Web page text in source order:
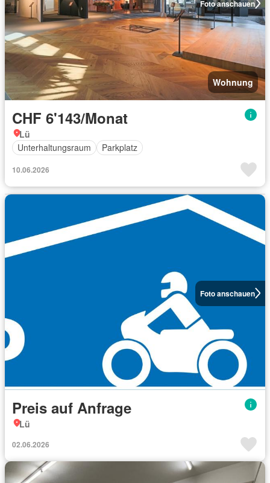
Foto anschauen
Wohnung
CHF 6'143/Monat
Lü
Unterhaltungsraum
Parkplatz
10.06.2026
Foto anschauen
Preis auf Anfrage
Lü
02.06.2026